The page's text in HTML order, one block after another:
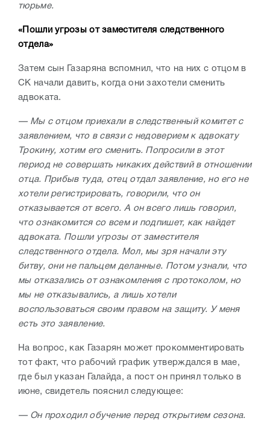
тюрьме.
«Пошли угрозы от заместителя следственного
отдела»
Затем сын Газаряна вспомнил, что на них с отцом в
СК начали давить, когда они захотели сменить
адвоката.
— Мы с отцом приехали в следственный комитет с
заявлением, что в связи с недоверием к адвокату
Трокину, хотим его сменить. Попросили в этот
период не совершать никаких действий в отношении
отца. Прибыв туда, отец отдал заявление, но его не
хотели регистрировать, говорили, что он
отказывается от всего. А он всего лишь говорил,
что ознакомится со всем и подпишет, как найдет
адвоката. Пошли угрозы от заместителя
следственного отдела. Мол, мы зря начали эту
битву, они не пальцем деланные. Потом узнали, что
мы отказались от ознакомления с протоколом, но
мы не отказывались, а лишь хотели
воспользоваться своим правом на защиту. У меня
есть это заявление.
На вопрос, как Газарян может прокомментировать
тот факт, что рабочий график утверждался в мае,
где был указан Галайда, а пост он принял только в
июне, свидетель пояснил следующее:
— Он проходил обучение перед открытием сезона.